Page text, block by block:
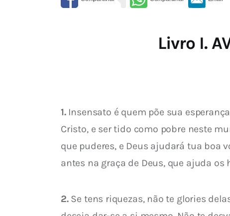
Livro I.
1. Insensato é quem põe sua
Cristo, e ser tido como pobre neste
que puderes, e Deus ajudará tua boa
antes na graça de Deus, que ajuda
2. Se tens riquezas, não te glories